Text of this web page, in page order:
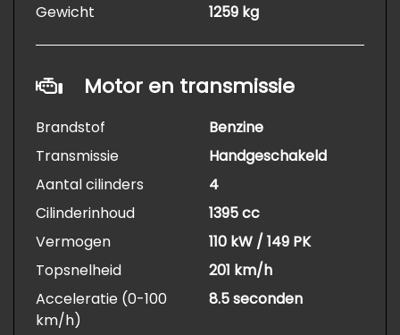
Gewicht
1259 kg
Motor en transmissie
Brandstof
Benzine
Transmissie
Handgeschakeld
Aantal cilinders
4
Cilinderinhoud
1395 cc
Vermogen
110 kW / 149 PK
Topsnelheid
201 km/h
Acceleratie (0-100
km/h)
8.5 seconden